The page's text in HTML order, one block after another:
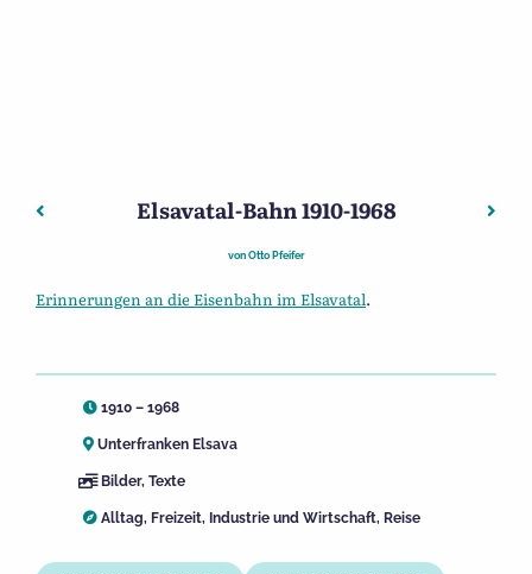
Beitragsnavigation
Vorheriger: Helen erzählt – lebendige Briefe
Elsavatal-Bahn 1910-1968
von Otto Pfeifer
Erinnerungen an die Eisenbahn im Elsavatal.
1910 – 1968
Unterfranken Elsava
Bilder, Texte
Alltag, Freizeit, Industrie und Wirtschaft, Reise